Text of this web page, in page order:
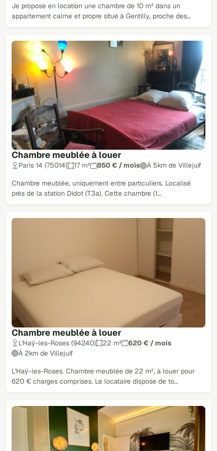
Je propose en location une chambre de 10 m² dans un
appartement calme et propre situé à Gentilly, proche des…
Chambre meublée à louer
Paris 14 (75014) 17 m² 850 € / mois À 5km de Villejuif
Chambre meublée, uniquement entre particuliers. Localisé
près de la station Didot (T3a). Cette chambre (1…
Chambre meublée à louer
L'Haÿ-les-Roses (94240) 22 m²
620 € / mois
À 2km de Villejuif
L'Haÿ-les-Roses. Chambre meublée de 22 m², à louer pour
620 € charges comprises. Le locataire dispose de to…